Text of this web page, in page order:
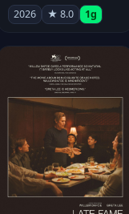
2026 ★ 8.0 1g